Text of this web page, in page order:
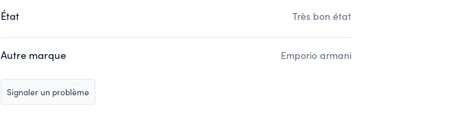
État Très bon état
Autre marque Emporio armani
Signaler un problème